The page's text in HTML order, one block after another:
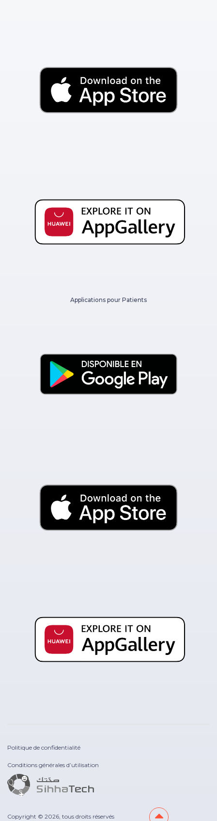
Applications pour Patients
Politique de confidentialité
Conditions générales d’utilisation
Copyright © 2026, tous droits réservés